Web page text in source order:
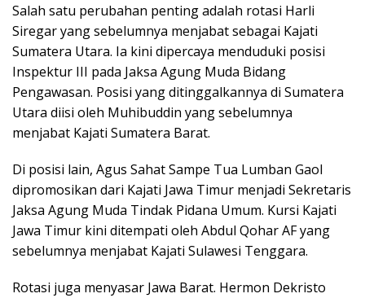
Salah satu perubahan penting adalah rotasi Harli
Siregar yang sebelumnya menjabat sebagai Kajati
Sumatera Utara. Ia kini dipercaya menduduki posisi
Inspektur III pada Jaksa Agung Muda Bidang
Pengawasan. Posisi yang ditinggalkannya di Sumatera
Utara diisi oleh Muhibuddin yang sebelumnya
menjabat Kajati Sumatera Barat.
Di posisi lain, Agus Sahat Sampe Tua Lumban Gaol
dipromosikan dari Kajati Jawa Timur menjadi Sekretaris
Jaksa Agung Muda Tindak Pidana Umum. Kursi Kajati
Jawa Timur kini ditempati oleh Abdul Qohar AF yang
sebelumnya menjabat Kajati Sulawesi Tenggara.
Rotasi juga menyasar Jawa Barat. Hermon Dekristo